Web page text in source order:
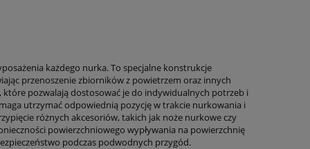
każdego nurka. To specjalne konstrukcje
przenoszenie zbiorników z powietrzem oraz innych
które pozwalają dostosować je do indywidualnych potrzeb i
utrzymać odpowiednią pozycję w trakcie nurkowania i
różnych akcesoriów, takich jak noże nurkowe czy
powierzchniowego wypływania na powierzchnię
podczas podwodnych przygód.